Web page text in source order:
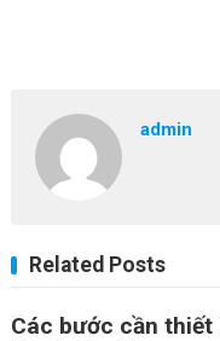
admin
Related Posts
Các bước cần